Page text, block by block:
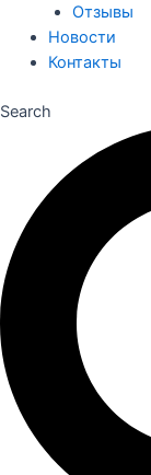
Отзывы
Новости
Контакты
Search